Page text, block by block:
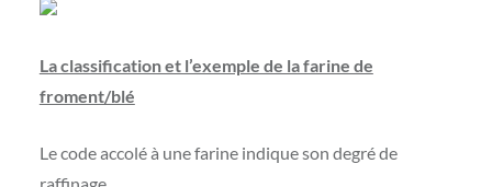
La classification et l’exemple de la farine de
froment/blé
Le code accolé à une farine indique son degré de
raffinage.